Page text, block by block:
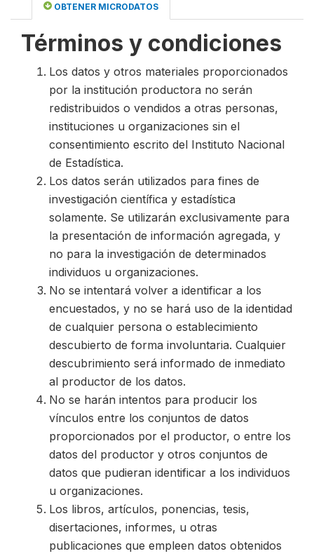
OBTENER MICRODATOS
Términos y condiciones
Los datos y otros materiales proporcionados
por la institución productora no serán
redistribuidos o vendidos a otras personas,
instituciones u organizaciones sin el
consentimiento escrito del Instituto Nacional
de Estadística.
Los datos serán utilizados para fines de
investigación científica y estadística
solamente. Se utilizarán exclusivamente para
la presentación de información agregada, y
no para la investigación de determinados
individuos u organizaciones.
No se intentará volver a identificar a los
encuestados, y no se hará uso de la identidad
de cualquier persona o establecimiento
descubierto de forma involuntaria. Cualquier
descubrimiento será informado de inmediato
al productor de los datos.
No se harán intentos para producir los
vínculos entre los conjuntos de datos
proporcionados por el productor, o entre los
datos del productor y otros conjuntos de
datos que pudieran identificar a los individuos
u organizaciones.
Los libros, artículos, ponencias, tesis,
disertaciones, informes, u otras
publicaciones que empleen datos obtenidos